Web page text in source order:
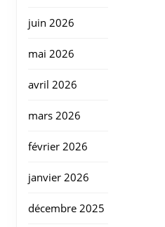
juin 2026
mai 2026
avril 2026
mars 2026
février 2026
janvier 2026
décembre 2025